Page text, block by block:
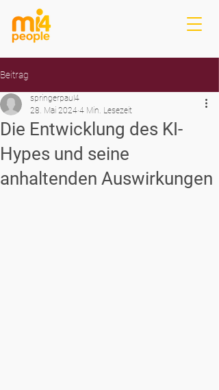
Beitrag
Die Entwicklung des KI-
Hypes und seine
anhaltenden Auswirkungen
springerpaul4
28. Mai 2024 4 Min. Lesezeit